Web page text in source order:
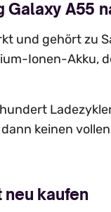
Galaxy A55
und gehört zu
Ionen-Akku,
keinen
kaufen